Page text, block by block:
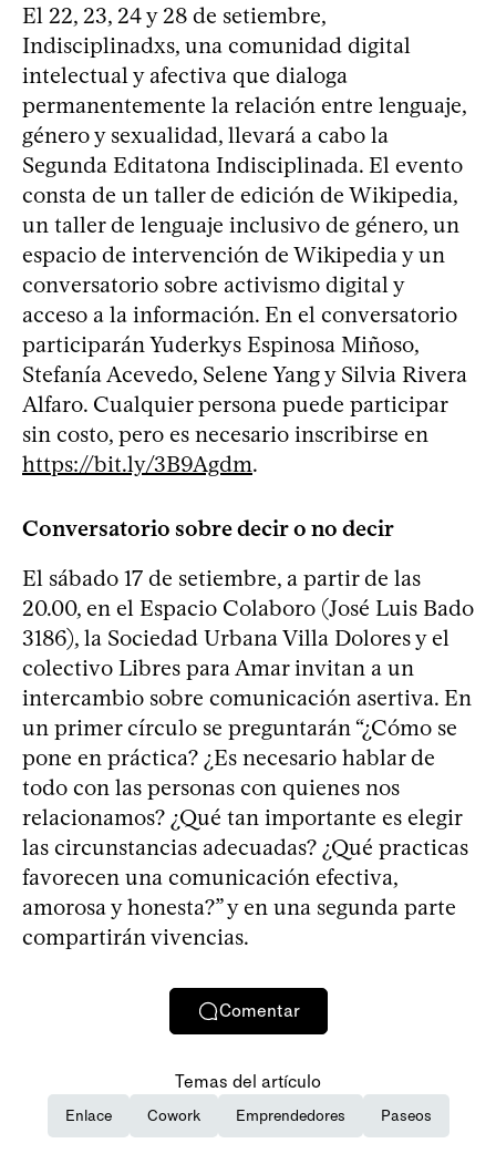
El 22, 23, 24 y 28 de setiembre,
Indisciplinadxs, una comunidad digital
intelectual y afectiva que dialoga
permanentemente la relación entre lenguaje,
género y sexualidad, llevará a cabo la
Segunda Editatona Indisciplinada. El evento
consta de un taller de edición de Wikipedia,
un taller de lenguaje inclusivo de género, un
espacio de intervención de Wikipedia y un
conversatorio sobre activismo digital y
acceso a la información. En el conversatorio
participarán Yuderkys Espinosa Miñoso,
Stefanía Acevedo, Selene Yang y Silvia Rivera
Alfaro. Cualquier persona puede participar
sin costo, pero es necesario inscribirse en
https://bit.ly/3B9Agdm.
Conversatorio sobre decir o no decir
El sábado 17 de setiembre, a partir de las
20.00, en el Espacio Colaboro (José Luis Bado
3186), la Sociedad Urbana Villa Dolores y el
colectivo Libres para Amar invitan a un
intercambio sobre comunicación asertiva. En
un primer círculo se preguntarán “¿Cómo se
pone en práctica? ¿Es necesario hablar de
todo con las personas con quienes nos
relacionamos? ¿Qué tan importante es elegir
las circunstancias adecuadas? ¿Qué practicas
favorecen una comunicación efectiva,
amorosa y honesta?” y en una segunda parte
compartirán vivencias.
Comentar
Temas del artículo
Enlace Cowork Emprendedores Paseos